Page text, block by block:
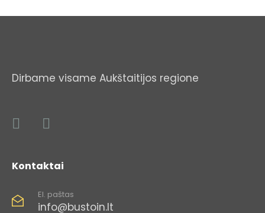
Dirbame visame Aukštaitijos regione
Kontaktai
El. paštas
info@bustoin.lt